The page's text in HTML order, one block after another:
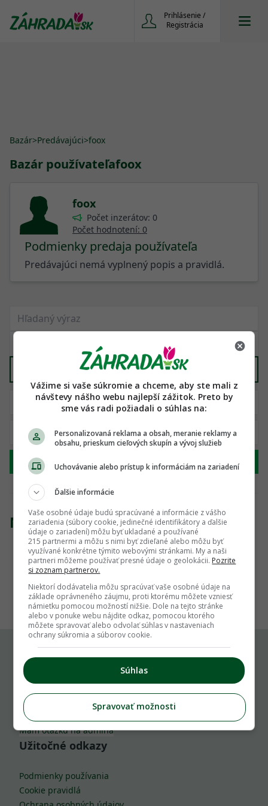
Prihlásenie /
Registrácia
Bazár>Predávajúci>foox
Bazár používateľafoox
foox
Počet inzerátov: 0
Počet hodnotení: 0
Podmienky predaja používateľa
Predávajúci nemá vyplnený popis a pravidlá.
Ostatné
Hľadať
Nenašli sme žiadny produkt
1
Komu môžeš napísať
info@zahrada.sk
Nahlás chybu
Mám otázku na admina
Užitočné odkazy
Podmienky používania
Cookie pravidlá
Vážime si vaše súkromie a chceme, aby ste mali z
návštevy nášho webu najlepší zážitok. Preto by
sme vás radi požiadali o súhlas na:
Personalizovaná reklama a obsah, meranie reklamy a
obsahu, prieskum cieľových skupín a vývoj služieb
Uchovávanie alebo prístup k informáciám na zariadení
Ďalšie informácie
Vaše osobné údaje budú spracúvané a informácie z vášho
zariadenia (súbory cookie, jedinečné identifikátory a ďalšie
údaje o zariadení) môžu byť ukladané a používané
215 partnermi a môžu s nimi byť zdieľané alebo môžu byť
využívané konkrétne týmito webovými stránkami. My a naši
partneri môžeme používať presné údaje o geolokácii. Pozrite
si zoznam partnerov.
Niektorí dodávatelia môžu spracúvať vaše osobné údaje na
základe oprávneného záujmu, proti ktorému môžete vzniesť
námietku pomocou možností nižšie. Dole na tejto stránke
alebo v ponuke webu nájdite odkaz, pomocou ktorého
môžete spravovať alebo odvolať súhlas v nastaveniach
ochrany súkromia a súborov cookie.
Súhlas
Spravovať možnosti